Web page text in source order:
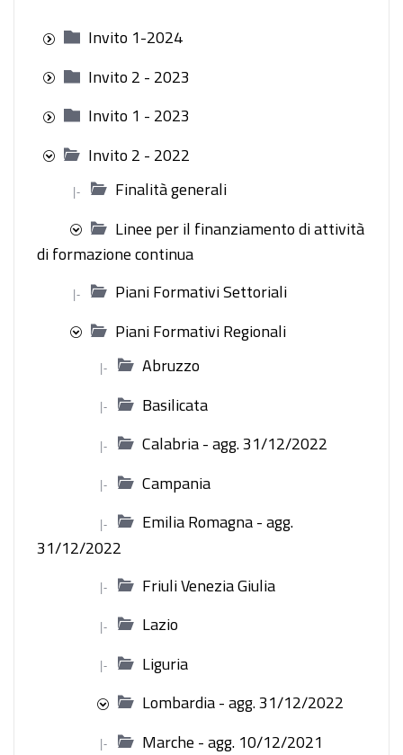
Invito 1-2024
Invito 2 - 2023
Invito 1 - 2023
Invito 2 - 2022
|-
Finalità generali
Linee per il finanziamento di attività
di formazione continua
|-
Piani Formativi Settoriali
Piani Formativi Regionali
|- Abruzzo
|- Basilicata
|- Calabria - agg. 31/12/2022
|- Campania
|-
Emilia Romagna - agg.
31/12/2022
|- Friuli Venezia Giulia
|- Lazio
|-
Liguria
Lombardia - agg. 31/12/2022
|- Marche - agg. 10/12/2021